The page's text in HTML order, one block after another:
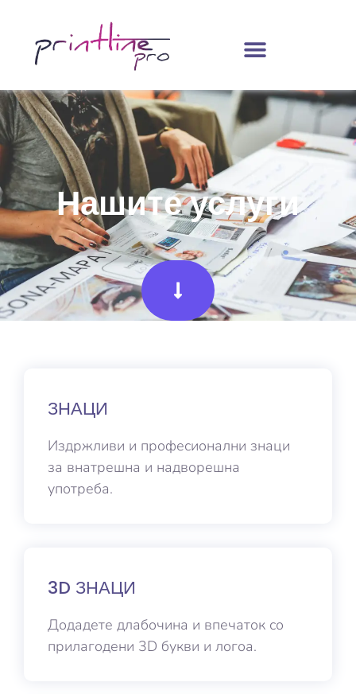
Нашите услуги
ЗНАЦИ
Издржливи и професионални знаци
за внатрешна и надворешна
употреба.
3D ЗНАЦИ
Додадете длабочина и впечаток со
прилагодени 3D букви и логоа.